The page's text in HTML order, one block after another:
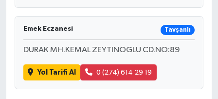
Emek Eczanesi Tavşanlı
DURAK MH.KEMAL ZEYTINOGLU CD.NO:89
Yol Tarifi Al 0 (274) 614 29 19